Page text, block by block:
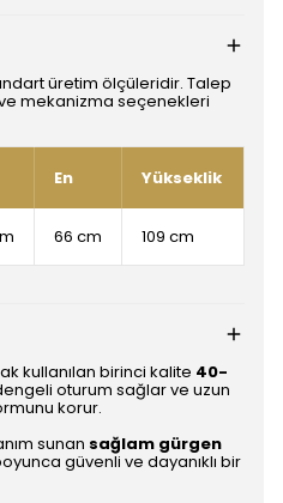
üretim ölçüleridir. Talep
mekanizma seçenekleri
En Yükseklik
66 cm 109 cm
kullanılan birinci kalite 40-
oturum sağlar ve uzun
korur.
sunan sağlam gürgen
güvenli ve dayanıklı bir